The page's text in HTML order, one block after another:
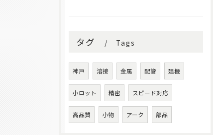
タグ Tags
神戸 溶接 金属 配管 建機
小ロット 精密 スピード対応
高品質 小物 アーク 部品